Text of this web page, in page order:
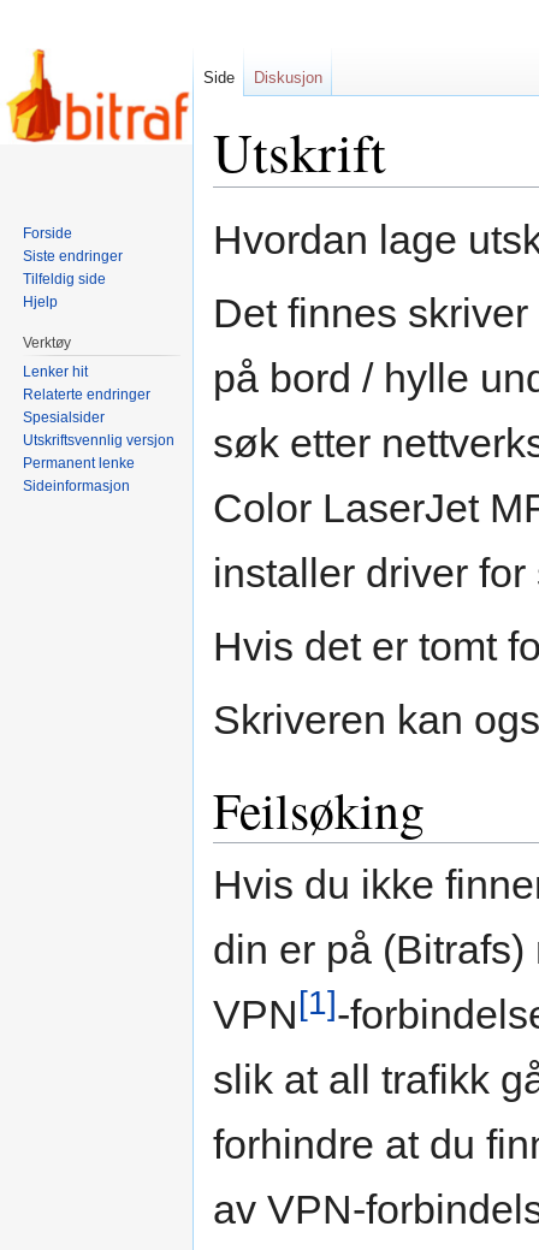
Utskrift
tiltil
Hvordan lage
Det finnes
på bord / hylle
søk etter
Color LaserJet
installer driver
Hvis det er tomt
Skriveren kan
Feilsøking
Hvis du ikke
din er på
VPN[1]-
slik at all trafikk
forhindre at du
av VPN-
Side Diskusjon
Forside
Siste endringer
Tilfeldig side
Hjelp
Verktøy
Lenker hit
Relaterte endringer
Spesialsider
Utskriftsvennlig versjon
Permanent lenke
Sideinformasjon